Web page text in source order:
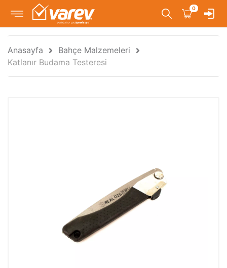
0
Anasayfa
Bahçe Malzemeleri
Katlanır Budama Testeresi